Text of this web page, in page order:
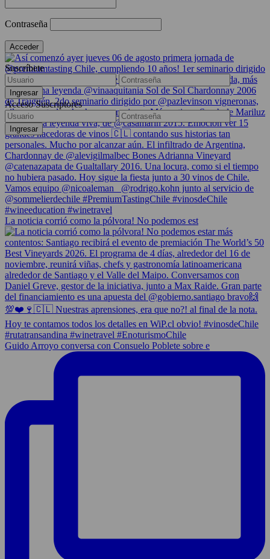
La noticia corrió como la pólvora! No podemos est
Guido Arroyo conversa con Consuelo Poblete sobre e
Contraseña
Suscríbete
Acceso Suscriptores